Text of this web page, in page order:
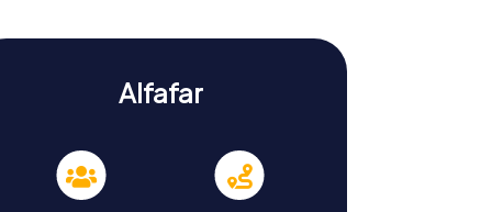
Alfafar